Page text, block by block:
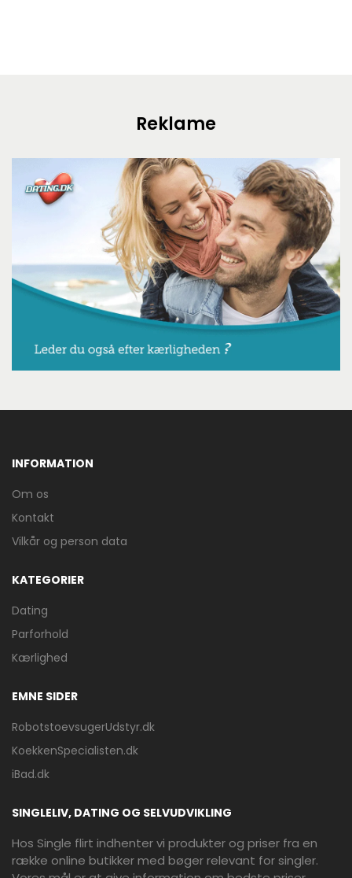
Reklame
INFORMATION
Om os
Kontakt
Vilkår og person data
KATEGORIER
Dating
Parforhold
Kærlighed
EMNE SIDER
RobotstoevsugerUdstyr.dk
KoekkenSpecialisten.dk
iBad.dk
SINGLELIV, DATING OG SELVUDVIKLING
Hos Single flirt indhenter vi produkter og priser fra en
række online butikker med bøger relevant for singler.